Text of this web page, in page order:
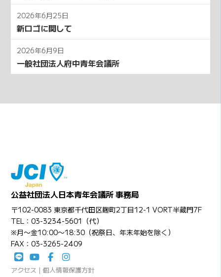
2026年6月25日
新ロゴに関して
2026年6月9日
一般社団法人府中青年会議所
公益社団法人日本青年会議所 事務局
〒102-0083 東京都千代田区麹町2丁目12-1 VORT半蔵門7F
TEL：03-3234-5601（代）
※月〜金10:00〜18:30（祝祭日、年末年始を除く）
FAX：03-3265-2409
アクセス |個人情報保護方針